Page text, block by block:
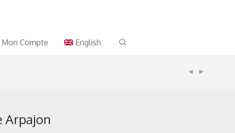
Mon Compte English
Arpajon